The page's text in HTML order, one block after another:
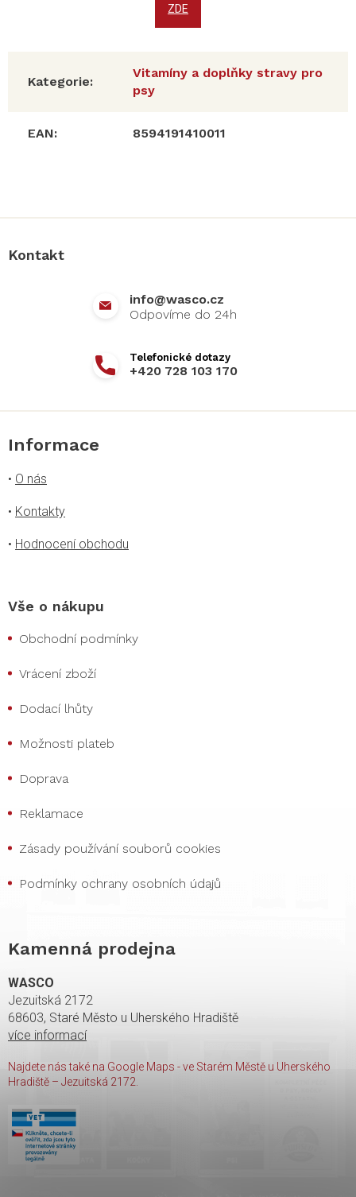
ZDE
Kategorie:
Vitamíny a doplňky stravy pro
psy
EAN: 8594191410011
Kontakt
info@wasco.cz
+420 728 103 170
Informace
• O nás
• Kontakty
• Hodnocení obchodu
Vše o nákupu
Obchodní podmínky
Vrácení zboží
Dodací lhůty
Možnosti plateb
Doprava
Reklamace
Zásady používání souborů cookies
Podmínky ochrany osobních údajů
Kamenná prodejna
WASCO
Jezuitská 2172
68603, Staré Město u Uherského Hradiště
více informací
Najdete nás také na Google Maps - ve Starém Městě u Uherského
Hradiště – Jezuitská 2172.